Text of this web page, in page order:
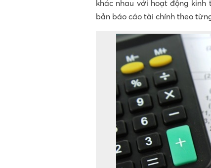
khác nhau với hoạt động kinh
bản báo cáo tài chính theo